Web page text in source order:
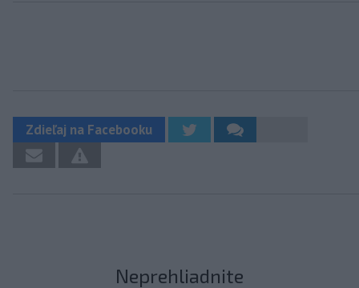
Zdieľaj na Facebooku
Neprehliadnite